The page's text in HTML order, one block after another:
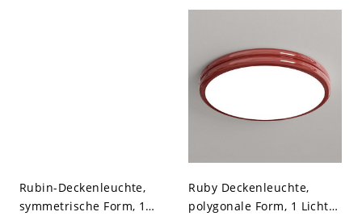
Wohnbereich, 110V-120V,
Rubin-Deckenleuchte,
symmetrische Form, 1
Ruby Deckenleuchte,
polygonale Form, 1 Licht